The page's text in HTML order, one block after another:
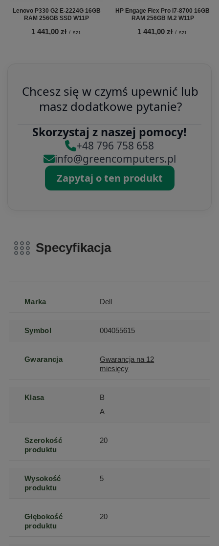
Lenovo P330 G2 E-2224G 16GB
RAM 256GB SSD W11P
1 441,00 zł / szt.
HP Engage Flex Pro i7-8700 16GB
RAM 256GB M.2 W11P
1 441,00 zł / szt.
Chcesz się w czymś upewnić lub
masz dodatkowe pytanie?
Skorzystaj z naszej pomocy!
+48 796 758 658
info@greencomputers.pl
Zapytaj o ten produkt
Specyfikacja
Marka Dell
Symbol 004055615
Gwarancja
Gwarancja na 12
miesięcy
Klasa
B
A
Szerokość
produktu
20
Wysokość
produktu
5
Głębokość
produktu
20